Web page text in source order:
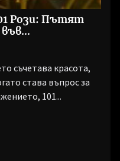
Рози: Пътят
съчетава красота,
става въпрос за
101...